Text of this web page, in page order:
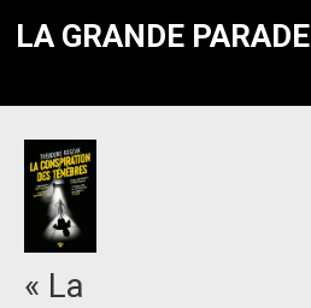
LA GRANDE PARADE
« La